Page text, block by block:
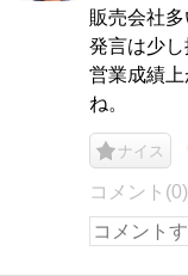
販売会社
発言は少
営業成績
ね。
ナイス
コメント(0)